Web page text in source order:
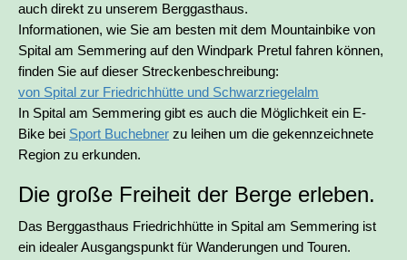
auch direkt zu unserem Berggasthaus.
Informationen, wie Sie am besten mit dem Mountainbike von
Spital am Semmering auf den Windpark Pretul fahren können,
finden Sie auf dieser Streckenbeschreibung:
von Spital zur Friedrichhütte und Schwarzriegelalm
In Spital am Semmering gibt es auch die Möglichkeit ein E-
Bike bei Sport Buchebner zu leihen um die gekennzeichnete
Region zu erkunden.
Die große Freiheit der Berge erleben.
Das Berggasthaus Friedrichhütte in Spital am Semmering ist
ein idealer Ausgangspunkt für Wanderungen und Touren.